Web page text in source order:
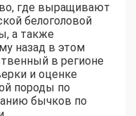
где выращивают
белоголовой
а также
назад в этом
в регионе
и оценке
породы по
бычков по